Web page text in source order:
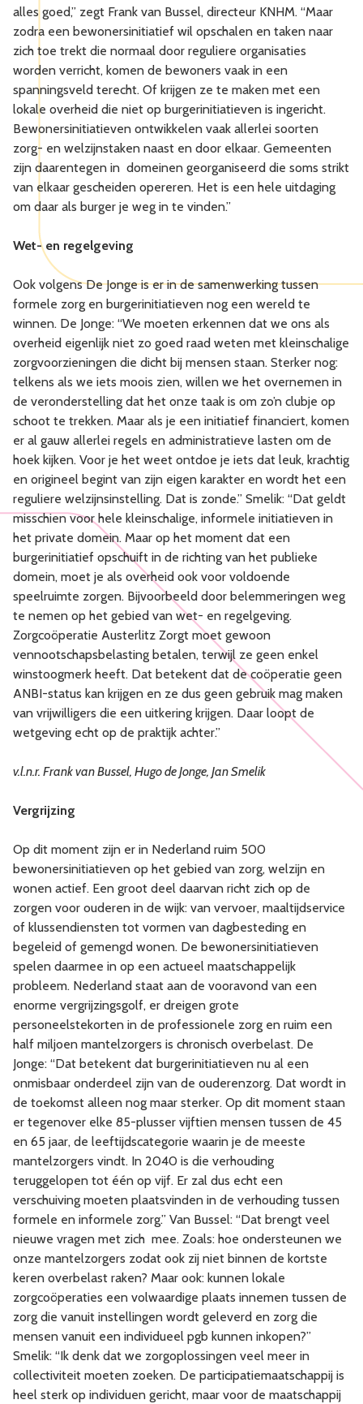
alles goed,” zegt Frank van Bussel, directeur KNHM. “Maar
zodra een bewonersinitiatief wil opschalen en taken naar
zich toe trekt die normaal door reguliere organisaties
worden verricht, komen de bewoners vaak in een
spanningsveld terecht. Of krijgen ze te maken met een
lokale overheid die niet op burgerinitiatieven is ingericht.
Bewonersinitiatieven ontwikkelen vaak allerlei soorten
zorg- en welzijnstaken naast en door elkaar. Gemeenten
zijn daarentegen in domeinen georganiseerd die soms strikt
van elkaar gescheiden opereren. Het is een hele uitdaging
om daar als burger je weg in te vinden.”
Wet- en regelgeving
Ook volgens De Jonge is er in de samenwerking tussen
formele zorg en burgerinitiatieven nog een wereld te
winnen. De Jonge: “We moeten erkennen dat we ons als
overheid eigenlijk niet zo goed raad weten met kleinschalige
zorgvoorzieningen die dicht bij mensen staan. Sterker nog:
telkens als we iets moois zien, willen we het overnemen in
de veronderstelling dat het onze taak is om zo’n clubje op
schoot te trekken. Maar als je een initiatief financiert, komen
er al gauw allerlei regels en administratieve lasten om de
hoek kijken. Voor je het weet ontdoe je iets dat leuk, krachtig
en origineel begint van zijn eigen karakter en wordt het een
reguliere welzijnsinstelling. Dat is zonde.” Smelik: “Dat geldt
misschien voor hele kleinschalige, informele initiatieven in
het private domein. Maar op het moment dat een
burgerinitiatief opschuift in de richting van het publieke
domein, moet je als overheid ook voor voldoende
speelruimte zorgen. Bijvoorbeeld door belemmeringen weg
te nemen op het gebied van wet- en regelgeving.
Zorgcoöperatie Austerlitz Zorgt moet gewoon
vennootschapsbelasting betalen, terwijl ze geen enkel
winstoogmerk heeft. Dat betekent dat de coöperatie geen
ANBI-status kan krijgen en ze dus geen gebruik mag maken
van vrijwilligers die een uitkering krijgen. Daar loopt de
wetgeving echt op de praktijk achter.”
v.l.n.r. Frank van Bussel, Hugo de Jonge, Jan Smelik
Vergrijzing
Op dit moment zijn er in Nederland ruim 500
bewonersinitiatieven op het gebied van zorg, welzijn en
wonen actief. Een groot deel daarvan richt zich op de
zorgen voor ouderen in de wijk: van vervoer, maaltijdservice
of klussendiensten tot vormen van dagbesteding en
begeleid of gemengd wonen. De bewonersinitiatieven
spelen daarmee in op een actueel maatschappelijk
probleem. Nederland staat aan de vooravond van een
enorme vergrijzingsgolf, er dreigen grote
personeelstekorten in de professionele zorg en ruim een
half miljoen mantelzorgers is chronisch overbelast. De
Jonge: “Dat betekent dat burgerinitiatieven nu al een
onmisbaar onderdeel zijn van de ouderenzorg. Dat wordt in
de toekomst alleen nog maar sterker. Op dit moment staan
er tegenover elke 85-plusser vijftien mensen tussen de 45
en 65 jaar, de leeftijdscategorie waarin je de meeste
mantelzorgers vindt. In 2040 is die verhouding
teruggelopen tot één op vijf. Er zal dus echt een
verschuiving moeten plaatsvinden in de verhouding tussen
formele en informele zorg.” Van Bussel: “Dat brengt veel
nieuwe vragen met zich mee. Zoals: hoe ondersteunen we
onze mantelzorgers zodat ook zij niet binnen de kortste
keren overbelast raken? Maar ook: kunnen lokale
zorgcoöperaties een volwaardige plaats innemen tussen de
zorg die vanuit instellingen wordt geleverd en zorg die
mensen vanuit een individueel pgb kunnen inkopen?”
Smelik: “Ik denk dat we zorgoplossingen veel meer in
collectiviteit moeten zoeken. De participatiemaatschappij is
heel sterk op individuen gericht, maar voor de maatschappij